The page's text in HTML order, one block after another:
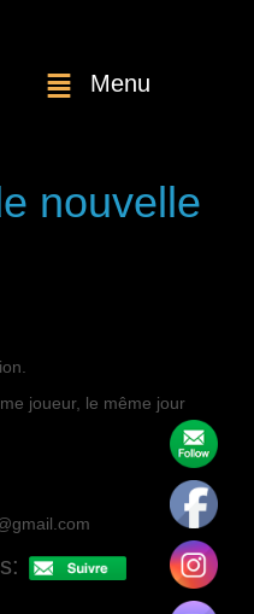
Menu
nouvelle
joueur, le même jour